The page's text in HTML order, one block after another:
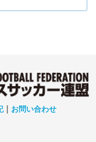
| お問い合わせ